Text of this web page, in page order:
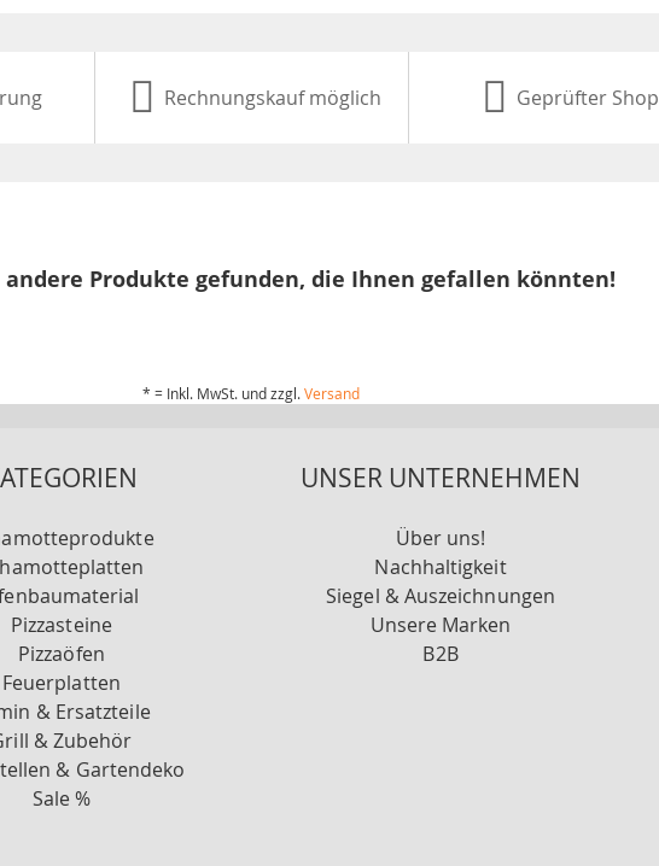
Rechnungskauf möglich Geprüfter Shop
andere Produkte gefunden, die Ihnen gefallen könnten!
* = Inkl. MwSt. und zzgl.Versand
Pizzasteine
Pizzaöfen
Feuerplatten
& Ersatzteile
& Zubehör
& Gartendeko
Sale %
UNSER UNTERNEHMEN
Über uns!
Nachhaltigkeit
Siegel & Auszeichnungen
Unsere Marken
B2B